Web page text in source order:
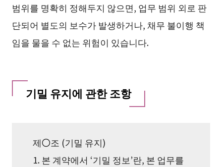
범위를 명확히 정해두지 않으면, 업무 범위 외로 판
단되어 별도의 보수가 발생하거나, 채무 불이행 책
임을 물을 수 없는 위험이 있습니다.
기밀 유지에 관한 조항
제〇조 (기밀 유지)
1. 본 계약에서 ‘기밀 정보’란, 본 업무를